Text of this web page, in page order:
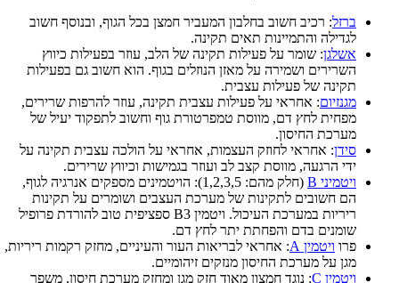
ברזל: רכיב חשוב בחלבון המעביר חמצן בכל הגוף, ובנוסף חשוב
לגדילה והתמיינות תאים תקינה.
אשלגן: שומר על פעילות תקינה של הלב, עוזר בפעילות כיווץ
השרירים ושמירה על מאזן הנוזלים בגוף. הוא חשוב גם בפעילות
תקינה של פעילות עצבית.
מגנזיום: אחראי על פעילות עצבית תקינה, עוזר להרפות שרירים,
מפחית לחץ דם, מווסת טמפרטורת גוף וחשוב לתפקוד יעיל של
מערכת החיסון.
סידן: אחראי לחוזק העצמות, אחראי על הולכה עצבית תקינה על
ידי הרגעה, מווסת קצב לב ועוזר בגמישות וכיווץ שרירים.
ויטמיני B
(חלק מהם: 1,2,3,5): הויטמינים מספקים אנרגיה לגוף,
הם חשובים לתקינות של מערכת העצבים ושומרים על תקינות
ריריות במערכת העיכול. ויטמין B3 ספציפית טוב להורדת פרופיל
שומנים בדם והפחתת יתר לחץ דם.
פרו ויטמין A
: אחראי לבריאות העור והעיניים, מחזק רקמות ריריות,
מגן על מערכת החיסון מנזקים זיהומיים.
ויטמין C
: נוגד חמצון מאוד חזק מגן ומחזק מערכת חיסון, משפר